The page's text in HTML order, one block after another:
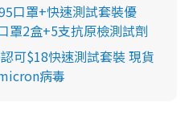
口罩+快速測試套裝優
罩2盒+5支抗原檢測試劑
可$18快速測試套裝 現貨
病毒